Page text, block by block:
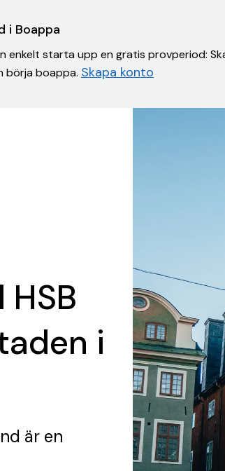
i Boappa
enkelt starta upp en gratis provperiod:
börja boappa. Skapa konto
i
är en